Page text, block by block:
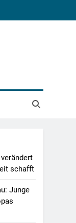
schafft
Junge